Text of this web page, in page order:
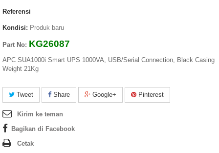
Referensi
Kondisi: Produk baru
Part No: KG26087
APC SUA1000i Smart UPS 1000VA, USB/Serial Connection, Black Casing
Weight 21Kg
Tweet Share Google+ Pinterest
Kirim ke teman
Bagikan di Facebook
Cetak